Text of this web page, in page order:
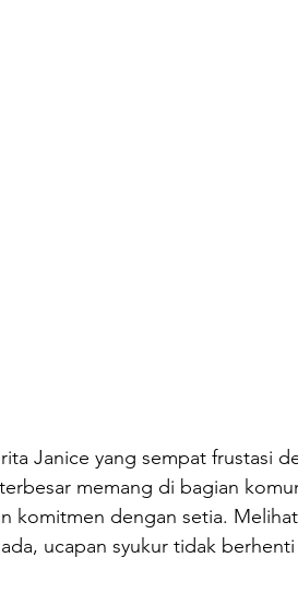
Janice yang sempat frustasi
memang di bagian
komitmen dengan setia.
ucapan syukur tidak